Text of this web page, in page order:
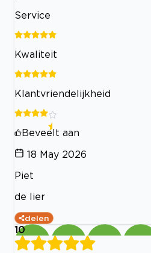
Service
Kwaliteit
Klantvriendelijkheid
Beveelt aan
18 May 2026
Piet
de lier
delen
10